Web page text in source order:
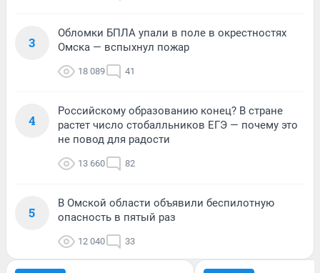
3
Обломки БПЛА упали в поле в окрестностях
Омска — вспыхнул пожар
18 089 41
4
Российскому образованию конец? В стране
растет число стобалльников ЕГЭ — почему это
не повод для радости
13 660 82
5
В Омской области объявили беспилотную
опасность в пятый раз
12 040 33